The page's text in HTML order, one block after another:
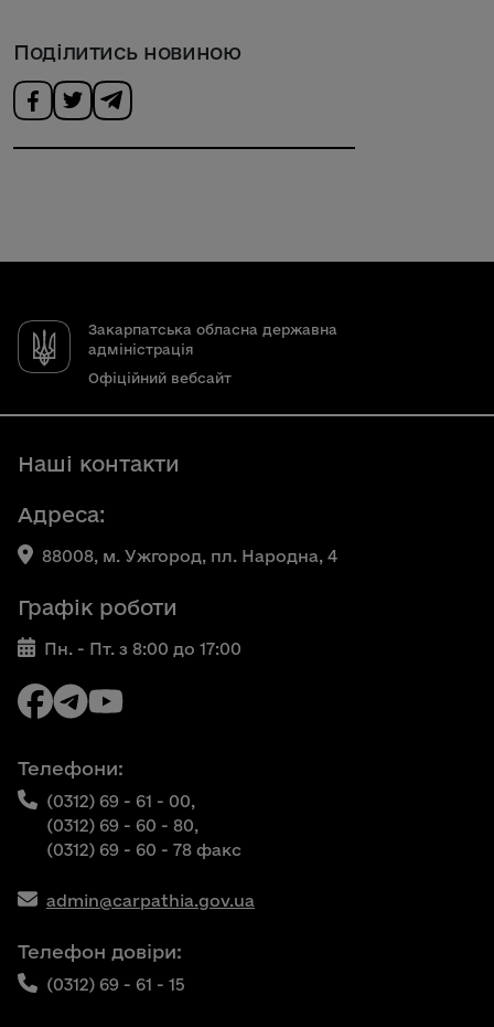
Поділитись новиною
Закарпатська обласна державна
адміністрація
Офіційний вебсайт
Наші контакти
Адреса:
88008, м. Ужгород, пл. Народна, 4
Графік роботи
Пн. - Пт. з 8:00 до 17:00
Телефони:
(0312) 69 - 61 - 00,
(0312) 69 - 60 - 80,
(0312) 69 - 60 - 78 факс
admin@carpathia.gov.ua
Телефон довіри:
(0312) 69 - 61 - 15